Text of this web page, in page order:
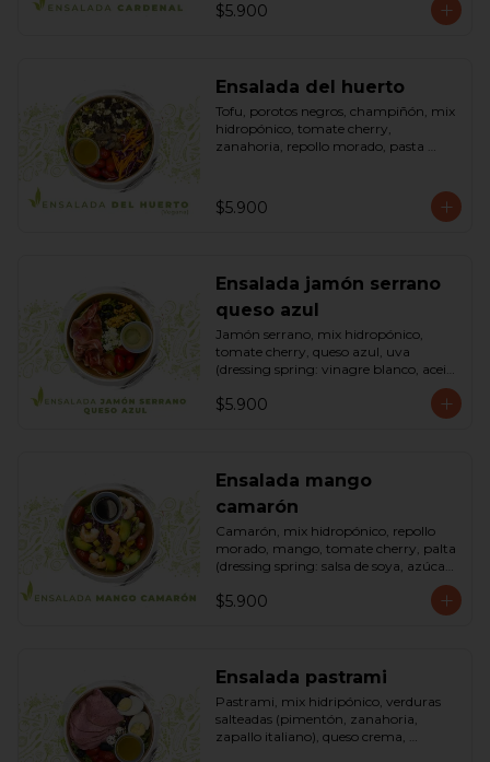
$5.900
Ensalada del huerto
Tofu, porotos negros, champiñón, mix
hidropónico, tomate cherry,
zanahoria, repollo morado, pasta
dressing: vinagreta, mostaza (vinagre
blanco, mostaza, azúcar). Bowl.
$5.900
Ensalada jamón serrano
queso azul
Jamón serrano, mix hidropónico,
tomate cherry, queso azul, uva
(dressing spring: vinagre blanco, aceite
$5.900
Ensalada mango
camarón
Camarón, mix hidropónico, repollo
morado, mango, tomate cherry, palta
(dressing spring: salsa de soya, azúcar,
$5.900
Ensalada pastrami
Pastrami, mix hidripónico, verduras
salteadas (pimentón, zanahoria,
zapallo italiano), queso crema,